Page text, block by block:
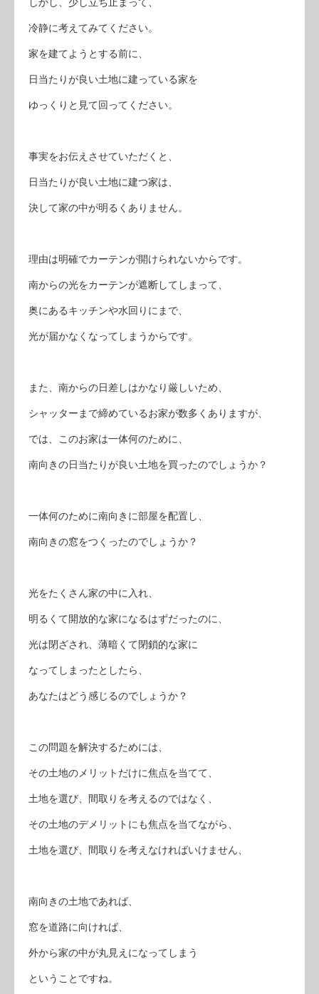
冷静に考えてみてください。
家を建てようとする前に、
日当たりが良い土地に建っている家を
ゆっくりと見て回ってください。
事実をお伝えさせていただくと、
日当たりが良い土地に建つ家は、
決して家の中が明るくありません。
理由は明確でカーテンが開けられないからです。
南からの光をカーテンが遮断してしまって、
奥にあるキッチンや水回りにまで、
光が届かなくなってしまうからです。
また、南からの日差しはかなり厳しいため、
シャッターまで締めているお家が数多くありますが、
では、このお家は一体何のために、
南向きの日当たりが良い土地を買ったのでしょうか？
一体何のために南向きに部屋を配置し、
南向きの窓をつくったのでしょうか？
光をたくさん家の中に入れ、
明るくて開放的な家になるはずだったのに、
光は閉ざされ、薄暗くて閉鎖的な家に
なってしまったとしたら、
あなたはどう感じるのでしょうか？
この問題を解決するためには、
その土地のメリットだけに焦点を当てて、
土地を選び、間取りを考えるのではなく、
その土地のデメリットにも焦点を当てながら、
土地を選び、間取りを考えなければいけません、
南向きの土地であれば、
窓を道路に向ければ、
外から家の中が丸見えになってしまう
ということですね。